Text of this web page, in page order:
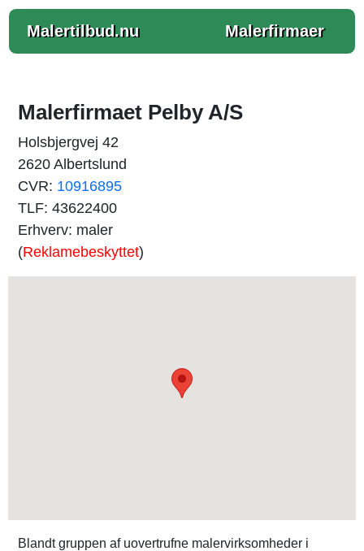
Malertilbud.nu Malerfirmaer
Malerfirmaet Pelby A/S
Holsbjergvej 42
2620 Albertslund
CVR: 10916895
TLF: 43622400
Erhverv: maler
(Reklamebeskyttet)
Blandt gruppen af uovertrufne malervirksomheder i